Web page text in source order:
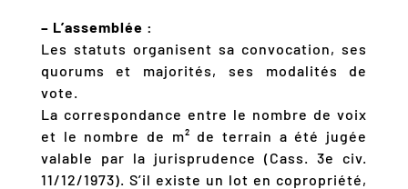
– L’assemblée :
Les statuts organisent sa convocation, ses
quorums et majorités, ses modalités de
vote.
La correspondance entre le nombre de voix
et le nombre de m² de terrain a été jugée
valable par la jurisprudence (Cass. 3e civ.
11/12/1973). S’il existe un lot en copropriété,